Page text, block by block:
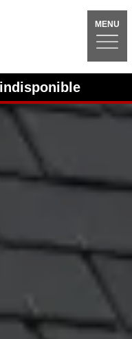
MENU
indisponible